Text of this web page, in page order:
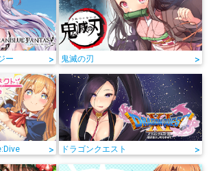
ー > 鬼滅の刃 >
> ドラゴンクエスト >